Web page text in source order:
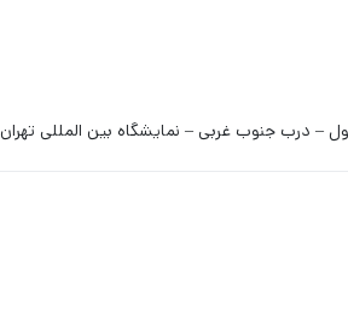
– درب جنوب غربی – نمایشگاه بین المللی تهران